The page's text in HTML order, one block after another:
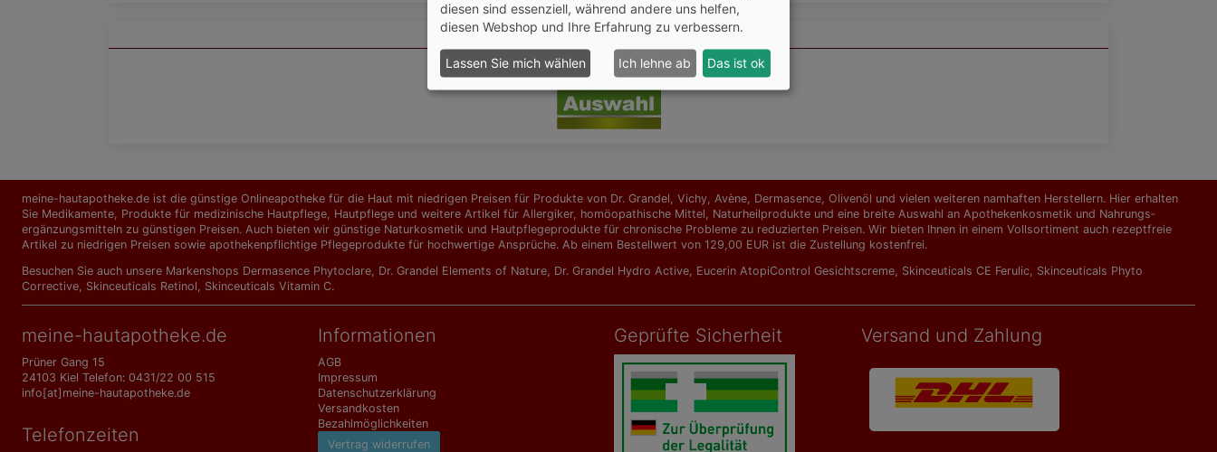
Gerbstoffe
meine-hautapotheke.de ist die günstige Onlineapotheke für die Haut mit niedrigen Preisen für Produkte von Dr. Grandel, Vichy, Avène, Dermasence, Olivenöl und vielen weiteren namhaften Herstellern. Hier erhalten
Sie Medikamente, Produkte für medizinische Hautpflege, Hautpflege und weitere Artikel für Allergiker, homöopathische Mittel, Naturheilprodukte und eine breite Auswahl an Apothekenkosmetik und Nahrungs­
ergänzungs­mitteln zu günstigen Preisen. Auch bieten wir günstige Naturkosmetik und Hautpflegeprodukte für chronische Probleme zu reduzierten Preisen. Wir bieten Ihnen in einem Vollsortiment auch rezeptfreie
Artikel zu niedrigen Preisen sowie apothekenpflichtige Pflegeprodukte für hochwertige Ansprüche. Ab einem Bestellwert von 129,00 EUR ist die Zustellung kostenfrei.
Besuchen Sie auch unsere Markenshops Dermasence Phytoclare, Dr. Grandel Elements of Nature, Dr. Grandel Hydro Active, Eucerin AtopiControl Gesichtscreme, Skinceuticals CE Ferulic, Skinceuticals Phyto
Corrective, Skinceuticals Retinol, Skinceuticals Vitamin C.
meine-hautapotheke.de
Prüner Gang 15
24103 Kiel Telefon: 0431/22 00 515
info[at]meine-hautapotheke.de
Telefonzeiten
Informationen
AGB
Impressum
Datenschutzerklärung
Versandkosten
Bezahlmöglichkeiten
Vertrag widerrufen
Geprüfte Sicherheit Versand und Zahlung
diesen sind essenziell, während andere uns helfen,
diesen Webshop und Ihre Erfahrung zu verbessern.
Lassen Sie mich wählen Ich lehne ab Das ist ok